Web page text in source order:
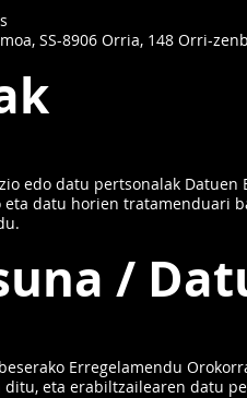
SS-8906 Orria, 148 Orri-
edo datu pertsonalak
datu horien tratamenduari
/
Erregelamendu
eta erabiltzailearen datu